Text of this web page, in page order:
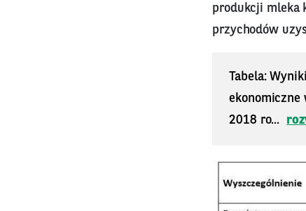
produkcji mleka
przychodów
Tabela:
ekonomiczne
2018 ro...